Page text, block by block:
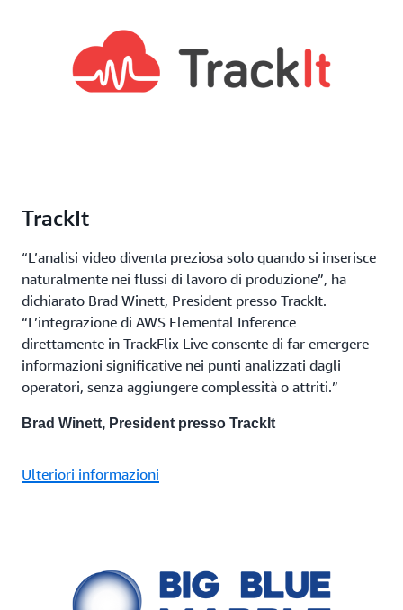
TrackIt
“L’analisi video diventa preziosa solo quando si inserisce
naturalmente nei flussi di lavoro di produzione”, ha
dichiarato Brad Winett, President presso TrackIt.
“L’integrazione di AWS Elemental Inference
direttamente in TrackFlix Live consente di far emergere
informazioni significative nei punti analizzati dagli
operatori, senza aggiungere complessità o attriti.”
Brad Winett, President presso TrackIt
Ulteriori informazioni